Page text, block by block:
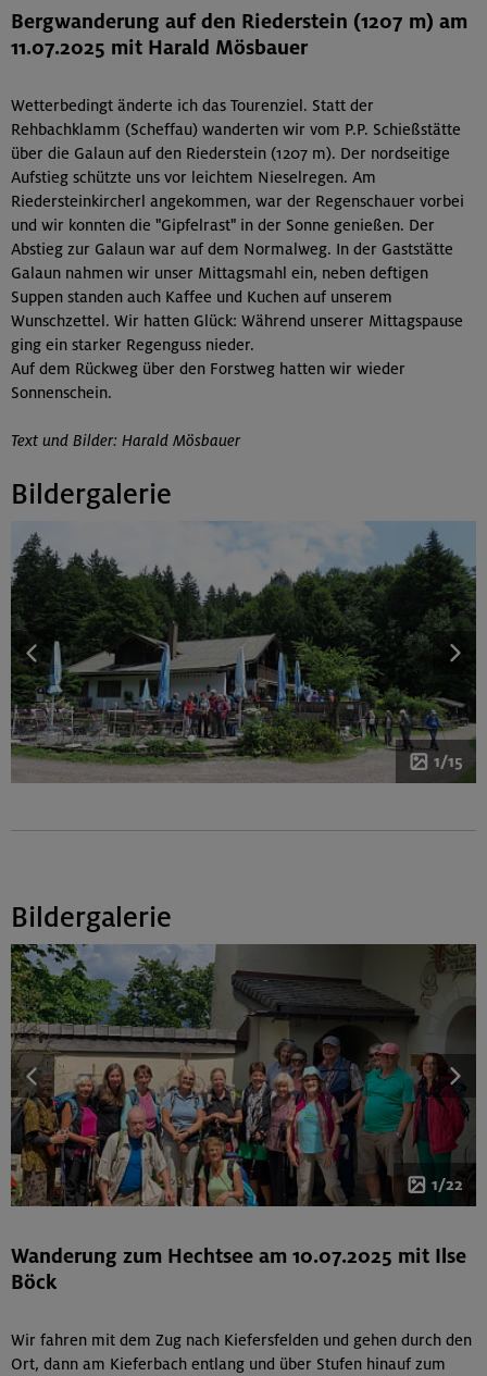
Bergwanderung auf den Riederstein (1207 m) am
11.07.2025 mit Harald Mösbauer
Wetterbedingt änderte ich das Tourenziel. Statt der
Rehbachklamm (Scheffau) wanderten wir vom P.P. Schießstätte
über die Galaun auf den Riederstein (1207 m). Der nordseitige
Aufstieg schützte uns vor leichtem Nieselregen. Am
Riedersteinkircherl angekommen, war der Regenschauer vorbei
und wir konnten die "Gipfelrast" in der Sonne genießen. Der
Abstieg zur Galaun war auf dem Normalweg. In der Gaststätte
Galaun nahmen wir unser Mittagsmahl ein, neben deftigen
Suppen standen auch Kaffee und Kuchen auf unserem
Wunschzettel. Wir hatten Glück: Während unserer Mittagspause
ging ein starker Regenguss nieder.
Auf dem Rückweg über den Forstweg hatten wir wieder
Sonnenschein.
Text und Bilder: Harald Mösbauer
Bildergalerie
1/15
Bildergalerie
1/22
Wanderung zum Hechtsee am 10.07.2025 mit Ilse
Böck
Wir fahren mit dem Zug nach Kiefersfelden und gehen durch den
Ort, dann am Kieferbach entlang und über Stufen hinauf zum